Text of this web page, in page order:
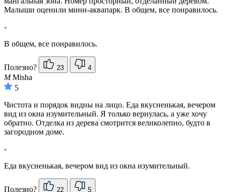
Малыши оценили мини-аквапарк. В общем, все понравилось.
-
В общем, все понравилось.
Полезно? 23 4
MMisha
5
Чистота и порядок видны на лицо. Еда вкусненькая, вечером
вид из окна изумительный. Я только вернулась, а уже хочу
обратно. Отделка из дерева смотрится великолепно, будто в
загородном доме.
-
Еда вкусненькая, вечером вид из окна изумительный.
Полезно? 22 5